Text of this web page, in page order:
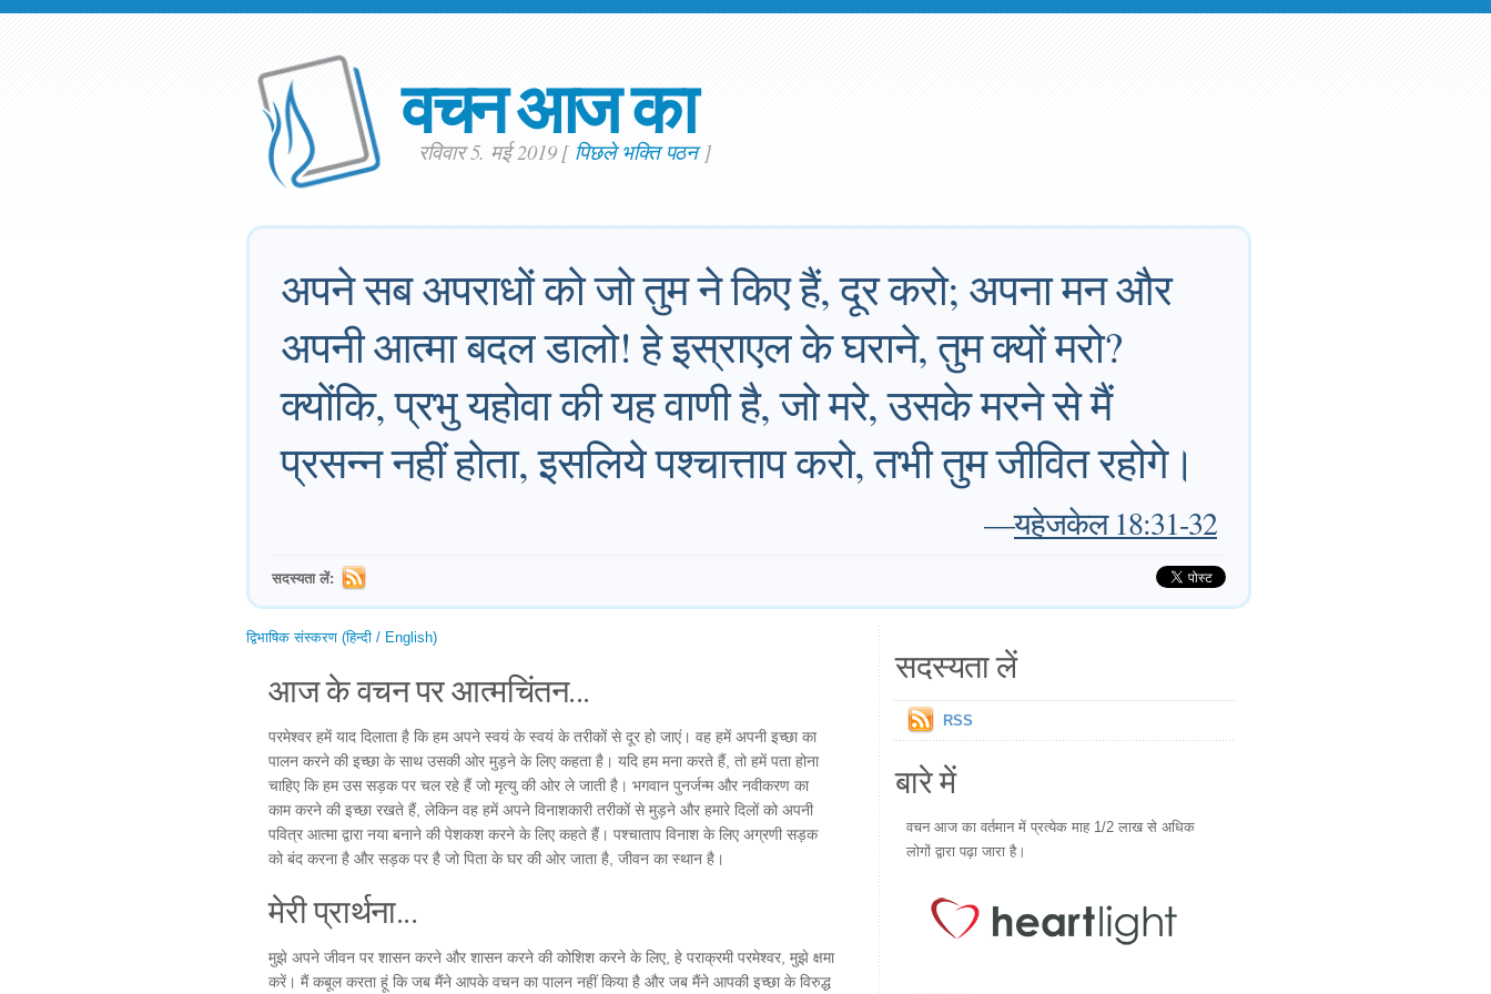
वचन आज का
रविवार 5. मई 2019 [ पिछले भक्ति पठन]
अपने सब अपराधों को जो तुम ने किए हैं, दूर करो; अपना मन और
अपनी आत्मा बदल डालो! हे इस्राएल के घराने, तुम क्यों मरो?
क्योंकि, प्रभु यहोवा की यह वाणी है, जो मरे, उसके मरने से मैं
प्रसन्न नहीं होता, इसलिये पश्चात्ताप करो, तभी तुम जीवित रहोगे।
—यहेजकेल 18:31-32
सदस्यता लें:
द्विभाषिक संस्करण (हिन्दी / English)
आज के वचन पर आत्मचिंतन...
परमेश्वर हमें याद दिलाता है कि हम अपने स्वयं के स्वयं के तरीकों से दूर हो जाएं। वह हमें अपनी इच्छा का
पालन करने की इच्छा के साथ उसकी ओर मुड़ने के लिए कहता है। यदि हम मना करते हैं, तो हमें पता होना
चाहिए कि हम उस सड़क पर चल रहे हैं जो मृत्यु की ओर ले जाती है। भगवान पुनर्जन्म और नवीकरण का
काम करने की इच्छा रखते हैं, लेकिन वह हमें अपने विनाशकारी तरीकों से मुड़ने और हमारे दिलों को अपनी
पवित्र आत्मा द्वारा नया बनाने की पेशकश करने के लिए कहते हैं। पश्चाताप विनाश के लिए अग्रणी सड़क
को बंद करना है और सड़क पर है जो पिता के घर की ओर जाता है, जीवन का स्थान है।
मेरी प्रार्थना...
मुझे अपने जीवन पर शासन करने और शासन करने की कोशिश करने के लिए, हे पराक्रमी परमेश्वर, मुझे क्षमा
करें। मैं कबूल करता हूं कि जब मैंने आपके वचन का पालन नहीं किया है और जब मैंने आपकी इच्छा के विरुद्ध
सदस्यता लें
RSS
बारे में
वचन आज का वर्तमान में प्रत्येक माह 1/2 लाख से अधिक
लोगों द्वारा पढ़ा जारा है।